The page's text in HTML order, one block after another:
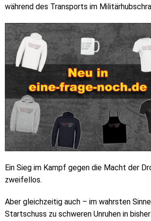
während des Transports im
Ein Sieg im Kampf gegen die Macht der
zweifellos.
Aber gleichzeitig auch – im wahrsten
Startschuss zu schweren Unruhen in